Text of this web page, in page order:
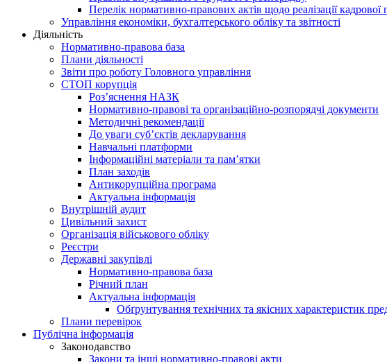
Перелік нормативно-правових актів щодо реалізації кадрової
Управління економіки, бухгалтерського обліку та звітності
Діяльність
Нормативно-правова база
Плани діяльності
Звіти про роботу Головного управління
СТОП корупція
Роз’яснення НАЗК
Нормативно-правові та організаційно-розпорядчі документи
Методичні рекомендації
До уваги суб’єктів декларування
Навчальні платформи
Інформаційні матеріали та пам’ятки
План заходів
Антикорупційна програма
Актуальна інформація
Внутрішній аудит
Цивільний захист
Організація військового обліку
Реєстри
Державні закупівлі
Нормативно-правова база
Річний план
Актуальна інформація
Обґрунтування технічних та якісних характеристик
Плани перевірок
Публічна інформація
Законодавство
Закони та інші нормативно-правові акти